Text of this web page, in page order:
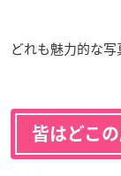
どれも魅力的な写
皆はどこ